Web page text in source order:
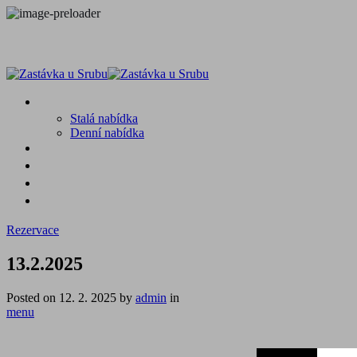
Stalá nabídka
Denní nabídka
Rezervace
13.2.2025
Posted on 12. 2. 2025 by admin in
menu